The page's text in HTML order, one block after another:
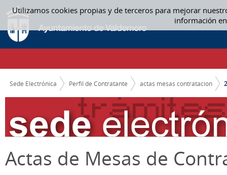
Utilizamos cookies propias y de terceros para mejorar
información
Saltar al contenido
2019 - ACTAS MESAS CONTRATACION
CAMINO DE MIGAS
Sede Electrónica Perfil de Contratante actas mesas contratacion
Actas de Mesas de